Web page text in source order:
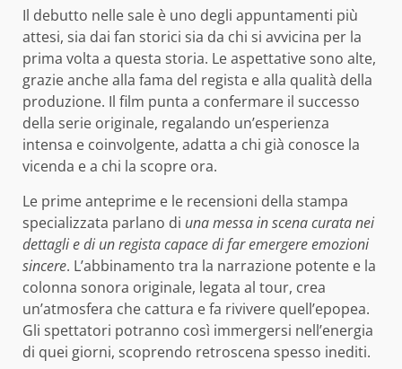
Il debutto nelle sale è uno degli appuntamenti più
attesi, sia dai fan storici sia da chi si avvicina per la
prima volta a questa storia. Le aspettative sono alte,
grazie anche alla fama del regista e alla qualità della
produzione. Il film punta a confermare il successo
della serie originale, regalando un’esperienza
intensa e coinvolgente, adatta a chi già conosce la
vicenda e a chi la scopre ora.
Le prime anteprime e le recensioni della stampa
specializzata parlano di una messa in scena curata nei
dettagli e di un regista capace di far emergere emozioni
sincere. L’abbinamento tra la narrazione potente e la
colonna sonora originale, legata al tour, crea
un’atmosfera che cattura e fa rivivere quell’epopea.
Gli spettatori potranno così immergersi nell’energia
di quei giorni, scoprendo retroscena spesso inediti.